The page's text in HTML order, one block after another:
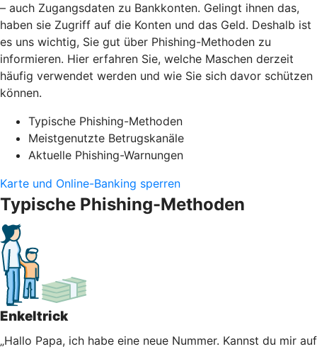
– auch Zugangsdaten zu Bankkonten. Gelingt ihnen das,
haben sie Zugriff auf die Konten und das Geld. Deshalb ist
es uns wichtig, Sie gut über Phishing-Methoden zu
informieren. Hier erfahren Sie, welche Maschen derzeit
häufig verwendet werden und wie Sie sich davor schützen
können.
Typische Phishing-Methoden
Meistgenutzte Betrugskanäle
Aktuelle Phishing-Warnungen
Karte und Online-Banking sperren
Typische Phishing-Methoden
Enkeltrick
„Hallo Papa, ich habe eine neue Nummer. Kannst du mir auf